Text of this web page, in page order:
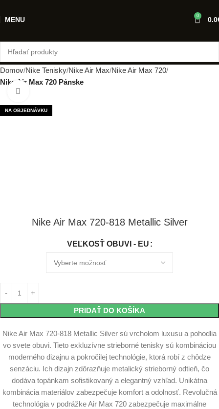
MENU 0 0.0
Domov Nike Tenisky Nike Air Max Nike Air Max 720
Nike Air Max 720 Pánske
NA OBJEDNÁVKU
Nike Air Max 720-818 Metallic Silver
VEĽKOSŤ OBUVI - EU
PRIDAŤ DO KOŠÍKA
Nike Air Max 720-818 Metallic Silver sú vrcholom luxusu a pohodlia
vo svete obuvi. Tieto exkluzívne strieborné tenisky sú kombináciou
moderného dizajnu a pokročilej technológie, ktorá robí z chôdze
senzáciu. Ich dizajn zdôrazňuje metalický strieborný odtieň, čo
dodáva topánkam sofistikovaný a elegantný vzhľad. Unikátna
kombinácia materiálov zabezpečuje komfort a odolnosť. Revolučná
technológia v podrážke Air Max 720 zabezpečuje maximálne